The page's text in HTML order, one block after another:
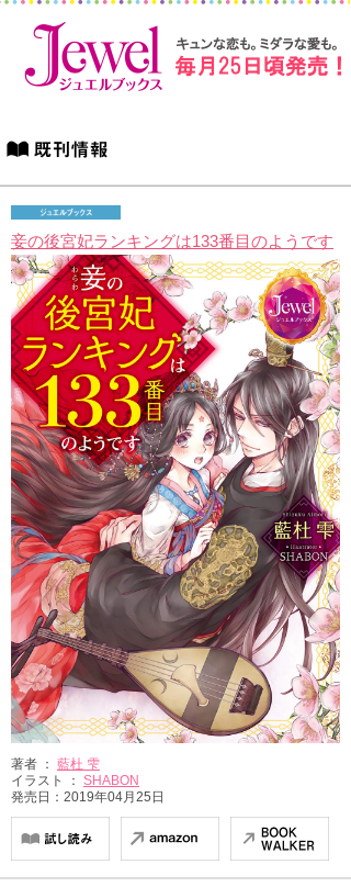
妾の後宮妃ランキングは133番目のようです
著者 ： 藍杜 雫
イラスト ： SHABON
発売日：2019年04月25日